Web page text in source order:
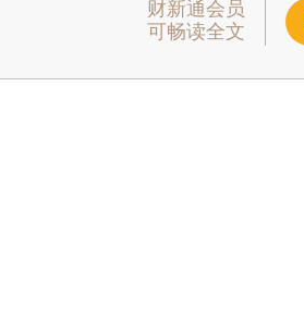
财新通会员
可畅读全文